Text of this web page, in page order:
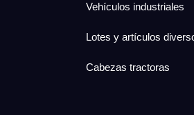
Vehículos industriales
Lotes y artículos
Cabezas tractoras